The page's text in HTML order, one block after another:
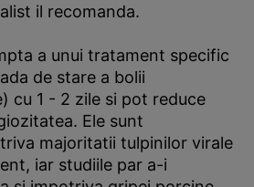
il recomanda.
a unui tratament specific
de stare a bolii
cu 1 - 2 zile si pot reduce
Ele sunt
majoritatii tulpinilor virale
iar studiile par a-i